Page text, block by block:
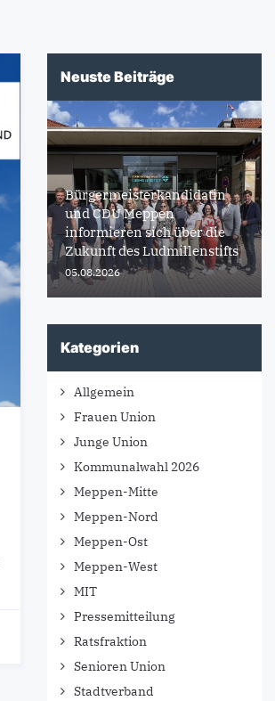
Neuste Beiträge
Bürgermeisterkandidatin
und CDU Meppen
informieren sich über die
Zukunft des Ludmillenstifts
05.08.2026
Kategorien
Allgemein
Frauen Union
Junge Union
Kommunalwahl 2026
Meppen-Mitte
Meppen-Nord
Meppen-Ost
Meppen-West
MIT
Pressemitteilung
Ratsfraktion
Senioren Union
Stadtverband